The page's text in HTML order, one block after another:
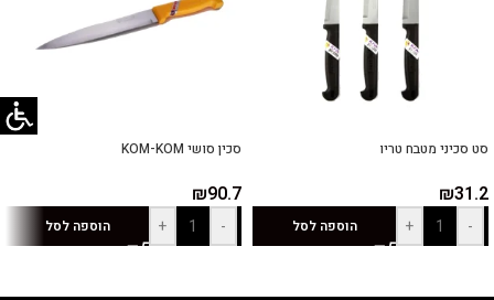
סט סכיני מטבח טריו
₪31.2
-
+ הוספה לסל
סכין סושי KOM-KOM
₪90.7
-
+ הוספה לסל